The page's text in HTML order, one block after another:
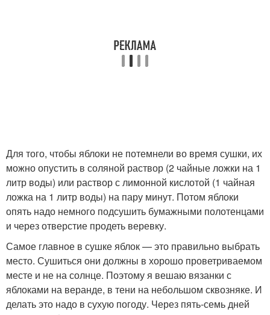
Для того, чтобы яблоки не потемнели во время сушки, их
можно опустить в соляной раствор (2 чайные ложки на 1
литр воды) или раствор с лимонной кислотой (1 чайная
ложка на 1 литр воды) на пару минут. Потом яблоки
опять надо немного подсушить бумажными полотенцами
и через отверстие продеть веревку.
Самое главное в сушке яблок — это правильно выбрать
место. Сушиться они должны в хорошо проветриваемом
месте и не на солнце. Поэтому я вешаю вязанки с
яблоками на веранде, в тени на небольшом сквозняке. И
делать это надо в сухую погоду. Через пять-семь дней